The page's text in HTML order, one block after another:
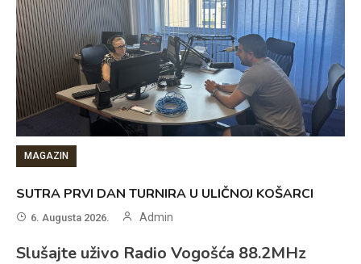
MAGAZIN
SUTRA PRVI DAN TURNIRA U ULIČNOJ KOŠARCI
6. Augusta 2026. Admin
Slušajte uživo Radio Vogošća 88.2MHz